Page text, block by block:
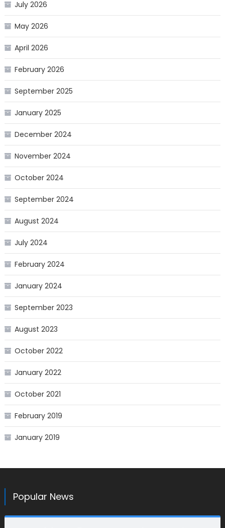
July 2026
May 2026
April 2026
February 2026
September 2025
January 2025
December 2024
November 2024
October 2024
September 2024
August 2024
July 2024
February 2024
January 2024
September 2023
August 2023
October 2022
January 2022
October 2021
February 2019
January 2019
Popular News